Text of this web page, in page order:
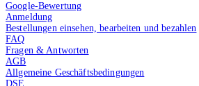
Google-Bewertung
Anmeldung
Bestellungen einsehen, bearbeiten und bezahlen
FAQ
Fragen & Antworten
AGB
Allgemeine Geschäftsbedingungen
DSE